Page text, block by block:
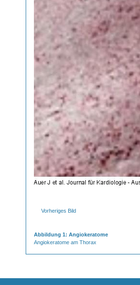
Vorheriges Bild
Abbildung 1: Angiokeratome
Angiokeratome am Thorax